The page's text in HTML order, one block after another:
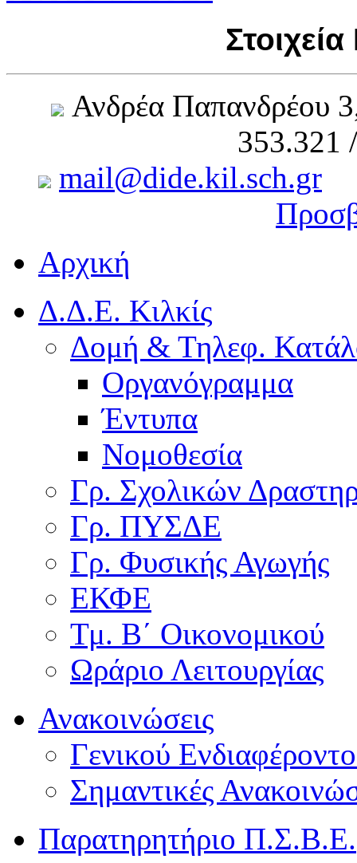
Ανδρέα Παπανδρέου
353.321
mail@dide.kil.sch.gr
Αρχική
Δ.Δ.Ε. Κιλκίς
Δομή & Τηλεφ.
Οργανόγραμμα
Έντυπα
Νομοθεσία
Γρ. Σχολικών
Γρ. ΠΥΣΔΕ
Γρ. Φυσικής Αγωγής
ΕΚΦΕ
Τμ. Β΄ Οικονομικού
Ωράριο Λειτουργίας
Ανακοινώσεις
Γενικού
Σημαντικές
Παρατηρητήριο Π.Σ.Β.Ε.